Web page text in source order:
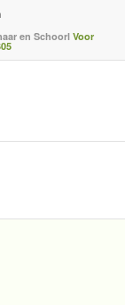
en Schoorl Voor